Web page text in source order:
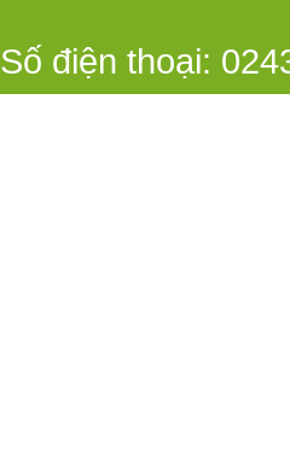
Số điện thoại: